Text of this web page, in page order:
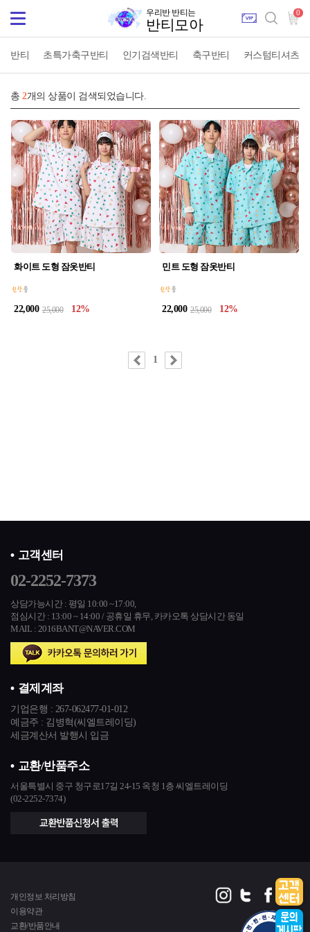
Toggle
navigation
0
우리반 반티는
반티모아
반티 초특가축구반티 인기검색반티 축구반티 커스텀티셔츠
총 2개의 상품이 검색되었습니다.
화이트 도형 잠옷반티
22,000 25,000 12
민트 도형 잠옷반티
22,000 25,000 12
1
고객센터
02-2252-7373
상담가능시간 : 평일 10:00 ~17:00,
점심시간 : 13:00 ~ 14:00 / 공휴일 휴무, 카카오톡 상담시간 동일
MAIL : 2016BANT@NAVER.COM
결제계좌
기업은행 : 267-062477-01-012
예금주 : 김병혁(씨엘트레이딩)
세금계산서 발행시 입금
교환/반품주소
서울특별시 중구 청구로17길 24-15 옥청 1층 씨엘트레이딩
(02-2252-7374)
개인정보 처리방침
이용약관
교환/반품안내